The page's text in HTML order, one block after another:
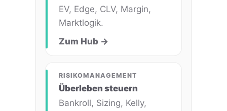
EV, Edge, CLV, Margin,
Marktlogik.
Zum Hub →
RISIKOMANAGEMENT
Überleben steuern
Bankroll, Sizing, Kelly,